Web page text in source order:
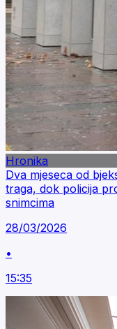
Hronika
Dva mjeseca od
traga, dok policija
snimcima
28/03/2026
•
15:35